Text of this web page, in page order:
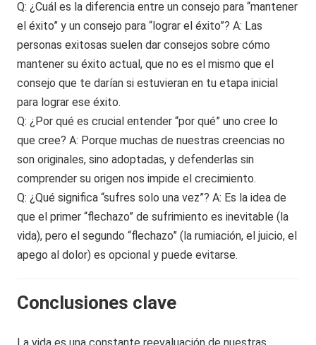
Q: ¿Cuál es la diferencia entre un consejo para “mantener
el éxito” y un consejo para “lograr el éxito”? A: Las
personas exitosas suelen dar consejos sobre cómo
mantener su éxito actual, que no es el mismo que el
consejo que te darían si estuvieran en tu etapa inicial
para lograr ese éxito.
Q: ¿Por qué es crucial entender “por qué” uno cree lo
que cree? A: Porque muchas de nuestras creencias no
son originales, sino adoptadas, y defenderlas sin
comprender su origen nos impide el crecimiento.
Q: ¿Qué significa “sufres solo una vez”? A: Es la idea de
que el primer “flechazo” de sufrimiento es inevitable (la
vida), pero el segundo “flechazo” (la rumiación, el juicio, el
apego al dolor) es opcional y puede evitarse.
Conclusiones clave
La vida es una constante reevaluación de nuestras